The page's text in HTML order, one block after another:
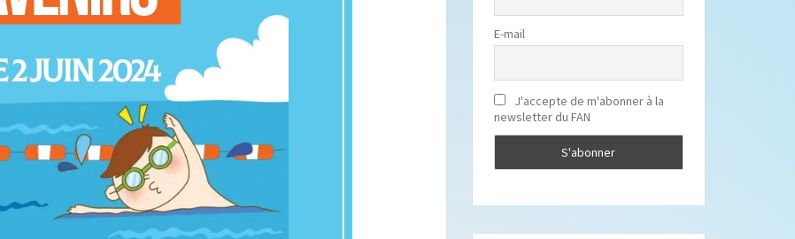
E-mail
J'accepte de m'abonner à la
newsletter du FAN